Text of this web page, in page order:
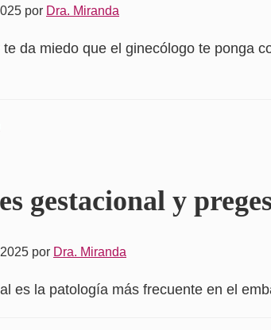
por Dra. Miranda
da miedo que el ginecólogo te ponga
gestacional y
por Dra. Miranda
es la patología más frecuente en el